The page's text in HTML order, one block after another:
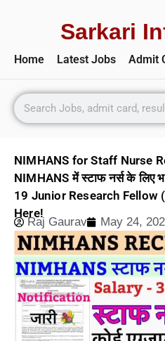
Sarkari
Home Latest Jobs Admit
NIMHANS for Staff Nurse
NIMHANS में स्टाफ नर्स के लिए
19 Junior Research Fellow
Here!
Raj Gaurav May 24,